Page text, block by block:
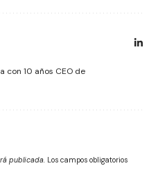
con 10 años CEO de
publicada. Los campos obligatorios